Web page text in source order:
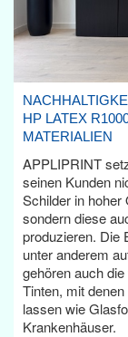
HP LATEX
MATERIALIEN
APPLIPRINT
seinen Kunden
Schilder in hoher
sondern diese
produzieren. Die
unter anderem
gehören auch
Tinten, mit
lassen wie
Krankenhäuser.